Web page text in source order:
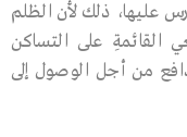
عليها، ذلك لأن الظلم
القائمةِ على التساكن
من أجل الوصول إلى